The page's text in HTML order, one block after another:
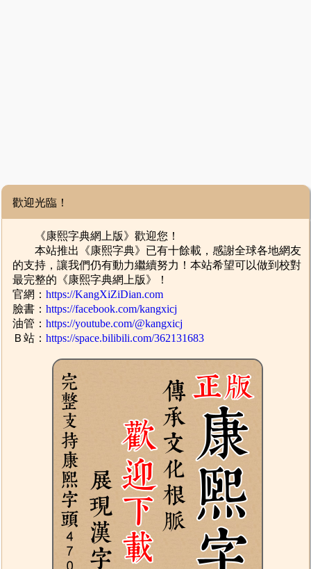
歡迎光臨！
《康熙字典網上版》歡迎您！
本站推出《康熙字典》已有十餘載，感謝全球各地網友
的支持，讓我們仍有動力繼續努力！本站希望可以做到校對
最完整的《康熙字典網上版》！
官網：https://KangXiZiDian.com
臉書：https://facebook.com/kangxicj
油管：https://youtube.com/@kangxicj
Ｂ站：https://space.bilibili.com/362131683